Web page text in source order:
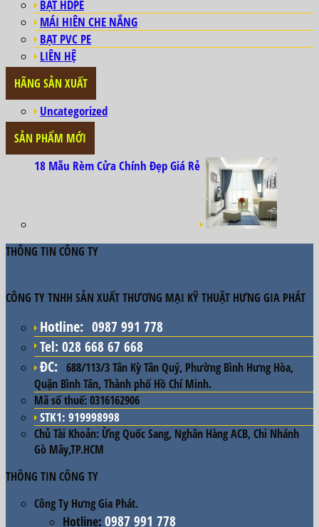
BẠT HDPE
MÁI HIÊN CHE NẮNG
BẠT PVC PE
LIÊN HỆ
HÃNG SẢN XUẤT
Uncategorized
SẢN PHẨM MỚI
18 Mẫu Rèm Cửa Chính Đẹp Giá Rẻ
THÔNG TIN CÔNG TY
CÔNG TY TNHH SẢN XUẤT THƯƠNG MẠI KỸ THUẬT HƯNG GIA PHÁT
Hotline: 0987 991 778
Tel: 028 668 67 668
ĐC: 688/113/3 Tân Kỳ Tân Quý, Phường Bình Hưng Hòa,
Quận Bình Tân, Thành phố Hồ Chí Minh.
Mã số thuế:0316162906
STK1: 919998998
Chủ Tài Khoản: Ừng Quốc Sang, Nghân Hàng ACB, Chi Nhánh
Gò Mây,TP.HCM
THÔNG TIN CÔNG TY
Công Ty Hưng Gia Phát.
Hotline: 0987 991 778